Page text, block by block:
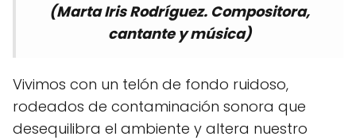
(Marta Iris Rodríguez. Compositora,
cantante y música)
Vivimos con un telón de fondo ruidoso,
rodeados de contaminación sonora que
desequilibra el ambiente y altera nuestro